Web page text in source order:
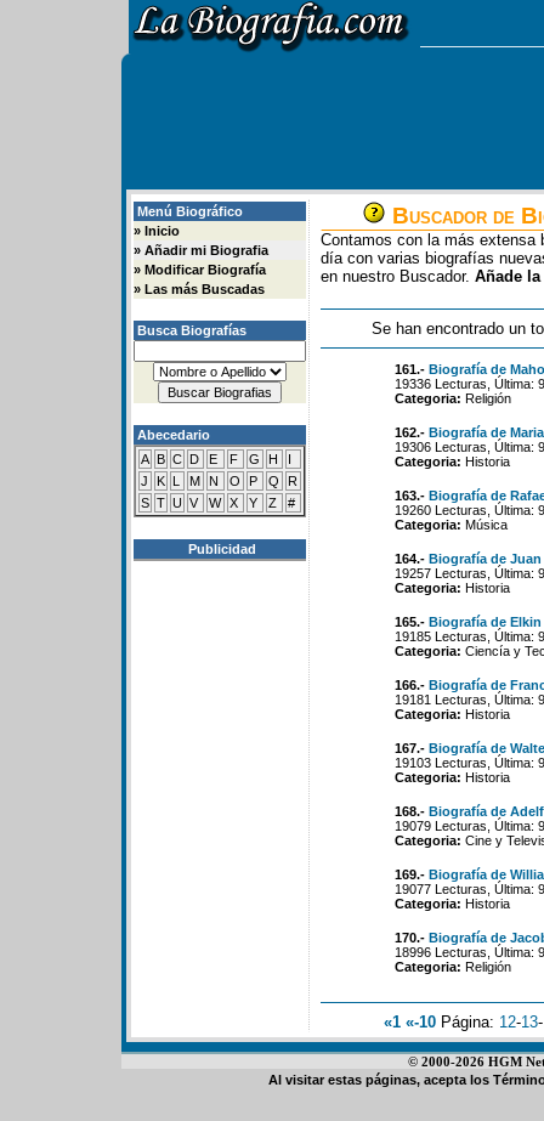
Menú Biográfico
» Inicio
» Añadir mi Biografia
» Modificar Biografía
» Las más Buscadas
Busca Biografías
Abecedario
A B C D E F G H
I
J
K L M N O P Q
R
S T U V W X Y Z #
Publicidad
Buscador de
Contamos con la más extensa
día con varias biografías
en nuestro Buscador. Añade
Se han encontrado un
161.- Biografía de
19336 Lecturas, Última:
Categoria: Religión
162.- Biografía de
19306 Lecturas, Última:
Categoria: Historia
163.- Biografía de
19260 Lecturas, Última:
Categoria: Música
164.- Biografía de
19257 Lecturas, Última:
Categoria: Historia
165.- Biografía de
19185 Lecturas, Última:
Categoria: Ciencía y
166.- Biografía de
19181 Lecturas, Última:
Categoria: Historia
167.- Biografía de
19103 Lecturas, Última:
Categoria: Historia
168.- Biografía de
19079 Lecturas, Última:
Categoria: Cine y
169.- Biografía de
19077 Lecturas, Última:
Categoria: Historia
170.- Biografía de
18996 Lecturas, Última:
Categoria: Religión
«1 «-10 Página: 12-13-
© 2000-2026 HGM
Al visitar estas páginas, acepta los